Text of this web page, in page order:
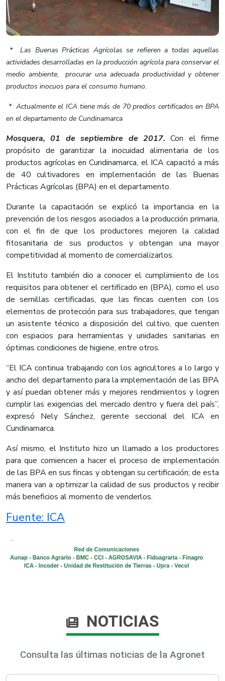
​ * Las Buenas Prácticas Agrícolas se refieren a todas aquellas
actividades desarrolladas en la producción agrícola para conservar el
medio ambiente, procurar una adecuada productividad y obtener
productos inocuos para el consumo humano.
* Actualmente el ICA tiene más de 70 predios certificados en BPA
en el departamento de Cundinamarca​
Mosquera, 01 de septiembre de 2017. Con el firme
propósito de garantizar la inocuidad alimentaria de los
productos agrícolas en Cundinamarca, el ICA capacitó a más
de 40 cultivadores en implementación de las Buenas
Prácticas Agrícolas (BPA) en el departamento.
Durante la capacitación se explicó la importancia en la
prevención de los riesgos asociados a la producción primaria,
con el fin de que los productores mejoren la calidad
fitosanitaria de sus productos y obtengan una mayor
competitividad al momento de comercializarlos.
El Instituto también dio a conocer el cumplimiento de los
requisitos para obtener el certificado en (BPA), como el uso
de semillas certificadas, que las fincas cuenten con los
elementos de protección para sus trabajadores, que tengan
un asistente técnico a disposición del cultivo, que cuenten
con espacios para herramientas y unidades sanitarias en
óptimas condiciones de higiene, entre otros.
“El ICA continua trabajando con los agricultores a lo largo y
ancho del departamento para la implementación de las BPA
y así puedan obtener más y mejores rendimientos y logren
cumplir las exigencias del mercado dentro y fuera del país”,
expresó Nely Sánchez, gerente seccional del ICA en
Cundinamarca.​​
Así mismo, el Instituto hizo un llamado a los productores
para que comiencen a hacer el proceso de implementación
de las BPA en sus fincas y obtengan su certificación; de esta
manera van a optimizar la calidad de sus productos y recibir
más beneficios al momento de venderlos.​
Fuente: ICA​
NOTICIAS
Consulta las últimas noticias de la Agronet